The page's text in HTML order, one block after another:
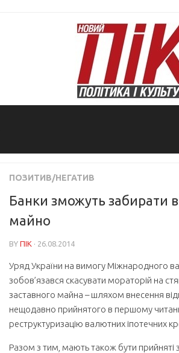
ПОЗИТИВ/НЕГАТИВ
Банки зможуть забирати в
майно
BY ПІК · 26.08.2014
Уряд України на вимогу Міжнародного
зобов’язався скасувати мораторій на
заставного майна – шляхом внесення
нещодавно прийнятого в першому
реструктуризацію валютних іпотечних
Разом з тим, мають також бути прийняті